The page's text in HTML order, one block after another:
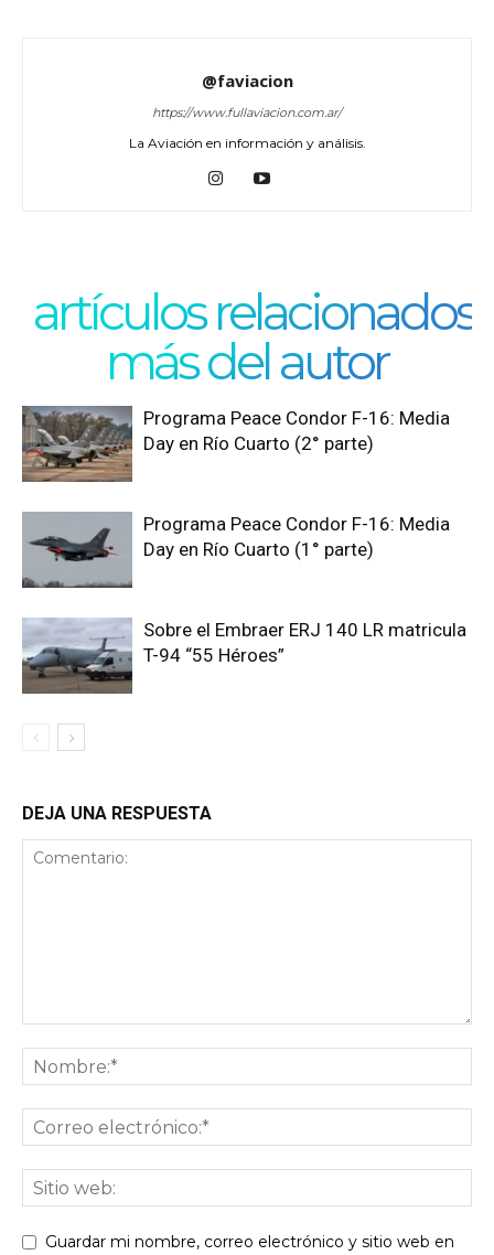
@faviacion
https://www.fullaviacion.com.ar/
La Aviación en información y análisis.
artículos relacionados
más del autor
Programa Peace Condor F-16: Media
Day en Río Cuarto (2° parte)
Programa Peace Condor F-16: Media
Day en Río Cuarto (1° parte)
Sobre el Embraer ERJ 140 LR matricula
T-94 “55 Héroes”
DEJA UNA RESPUESTA
Guardar mi nombre, correo electrónico y sitio web en